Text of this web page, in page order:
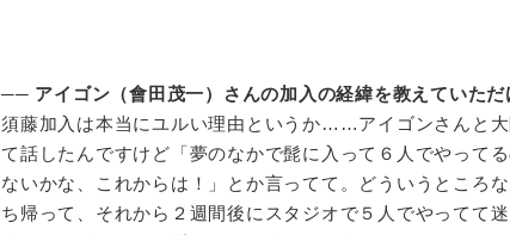
── アイゴン（會田茂一）さんの加入の経緯を教えていただ
須藤加入は本当にユルい理由というか……アイゴンさんと
て話したんですけど「夢のなかで髭に入って６人でやって
ないかな、これからは！」とか言ってて。どういうところ
ち帰って、それから２週間後にスタジオで５人でやってて